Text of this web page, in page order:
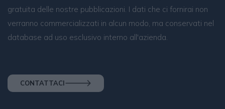
gratuita delle nostre pubblicazioni. I dati che ci fornirai non
verranno commercializzati in alcun modo, ma conservati nel
database ad uso esclusivo interno all'azienda.
CONTATTACI